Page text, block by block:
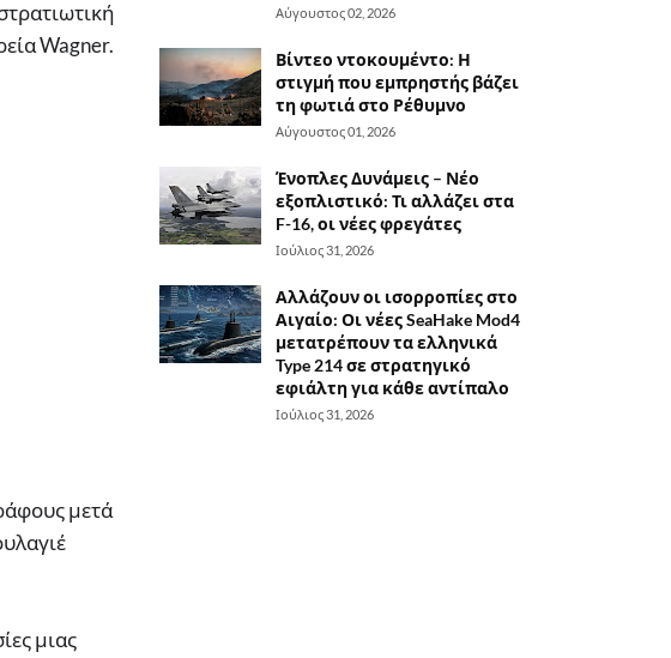
Wagner.
μετά
μιας
Αύγουστος 02, 2026
Βίντεο ντοκουμέντο: Η
στιγμή που εμπρηστής βάζει
τη φωτιά στο Ρέθυμνο
Αύγουστος 01, 2026
Ένοπλες Δυνάμεις – Νέο
εξοπλιστικό: Τι αλλάζει στα
F-16, οι νέες φρεγάτες
Ιούλιος 31, 2026
Αλλάζουν οι ισορροπίες στο
Αιγαίο: Οι νέες SeaHake Mod4
μετατρέπουν τα ελληνικά
Type 214 σε στρατηγικό
εφιάλτη για κάθε αντίπαλο
Ιούλιος 31, 2026